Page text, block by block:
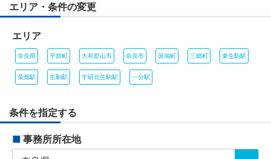
エリア・条件の変更
エリア
奈良県 平群町 大和郡山市 奈良市 斑鳩町 三郷町 東生駒駅
菜畑駅 生駒駅 学研北生駒駅 一分駅
条件を指定する
■ 事務所所在地